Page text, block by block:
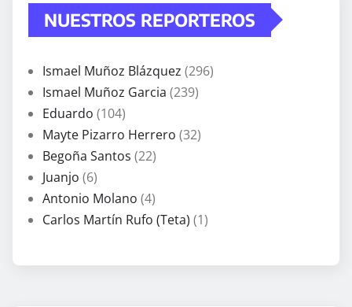
NUESTROS REPORTEROS
Ismael Muñoz Blázquez (296)
Ismael Muñoz Garcia (239)
Eduardo (104)
Mayte Pizarro Herrero (32)
Begoña Santos (22)
Juanjo (6)
Antonio Molano (4)
Carlos Martín Rufo (Teta) (1)